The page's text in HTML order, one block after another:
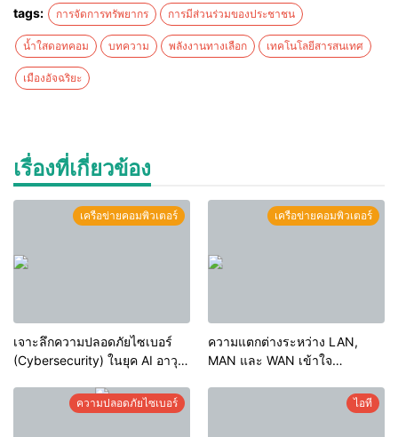
tags: การจัดการทรัพยากร การมีส่วนร่วมของประชาชน
น้ำใสดอทคอม บทความ พลังงานทางเลือก เทคโนโลยีสารสนเทศ
เมืองอัจฉริยะ
เรื่องที่เกี่ยวข้อง
เครือข่ายคอมพิวเตอร์
เจาะลึกความปลอดภัยไซเบอร์
(Cybersecurity) ในยุค AI อาวุธ
แห่งอนาคต
เครือข่ายคอมพิวเตอร์
ความแตกต่างระหว่าง LAN,
MAN และ WAN เข้าใจ
ความปลอดภัยไซเบอร์ ไอที